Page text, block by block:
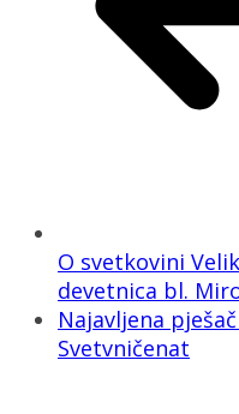
O svetkovini
devetnica bl.
Najavljena
Svetvničenat